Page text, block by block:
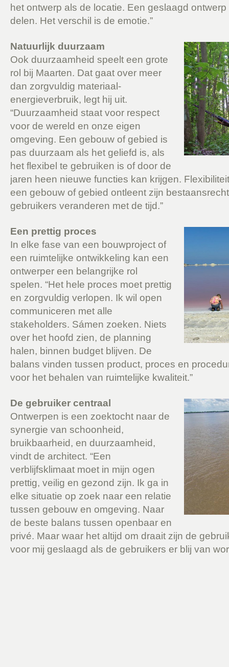
het ontwerp als de locatie. Een geslaagd
delen. Het verschil is de emotie.”
Natuurlijk duurzaam
Ook duurzaamheid speelt een grote
rol bij Maarten. Dat gaat over meer
dan zorgvuldig materiaal-
energieverbruik, legt hij uit.
“Duurzaamheid staat voor respect
voor de wereld en onze eigen
omgeving. Een gebouw of gebied is
pas duurzaam als het geliefd is, als
het flexibel te gebruiken is of door de
jaren heen nieuwe functies kan krijgen.
een gebouw of gebied ontleent zijn
gebruikers veranderen met de tijd.”
Een prettig proces
In elke fase van een bouwproject of
een ruimtelijke ontwikkeling kan een
ontwerper een belangrijke rol
spelen. “Het hele proces moet prettig
en zorgvuldig verlopen. Ik wil open
communiceren met alle
stakeholders. Sámen zoeken. Niets
over het hoofd zien, de planning
halen, binnen budget blijven. De
balans vinden tussen product, proces en
voor het behalen van ruimtelijke kwaliteit.”
De gebruiker centraal
Ontwerpen is een zoektocht naar de
synergie van schoonheid,
bruikbaarheid, en duurzaamheid,
vindt de architect. “Een
verblijfsklimaat moet in mijn ogen
prettig, veilig en gezond zijn. Ik ga in
elke situatie op zoek naar een relatie
tussen gebouw en omgeving. Naar
de beste balans tussen openbaar en
privé. Maar waar het altijd om draait zijn de
voor mij geslaagd als de gebruikers er blij van